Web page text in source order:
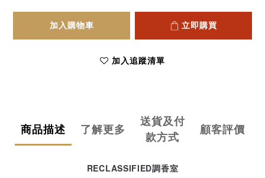
加入購物車 立即購買
加入追蹤清單
商品描述 了解更多
送貨及付
款方式
顧客評價
RECLASSIFIED調香室